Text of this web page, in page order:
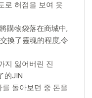
로 허점을 보여 웃
購物袋落在商城中,
換了靈魂的程度,令
지 잃어버린 진
的JIN
돌아보던 중 돈을